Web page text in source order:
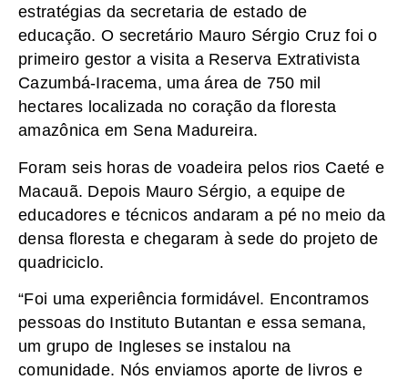
estratégias da secretaria de estado de
educação. O secretário Mauro Sérgio Cruz foi o
primeiro gestor a visita a Reserva Extrativista
Cazumbá-Iracema, uma área de 750 mil
hectares localizada no coração da floresta
amazônica em Sena Madureira.
Foram seis horas de voadeira pelos rios Caeté e
Macauã. Depois Mauro Sérgio, a equipe de
educadores e técnicos andaram a pé no meio da
densa floresta e chegaram à sede do projeto de
quadriciclo.
“Foi uma experiência formidável. Encontramos
pessoas do Instituto Butantan e essa semana,
um grupo de Ingleses se instalou na
comunidade. Nós enviamos aporte de livros e